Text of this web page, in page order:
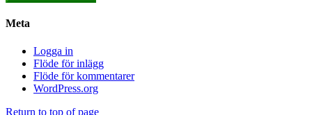
Meta
Logga in
Flöde för inlägg
Flöde för kommentarer
WordPress.org
Return to top of page